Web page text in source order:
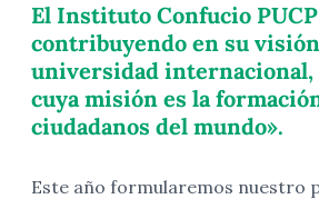
El Instituto Confucio
contribuyendo en su
universidad
cuya misión es la
ciudadanos del mundo».
Este año formularemos nuestro